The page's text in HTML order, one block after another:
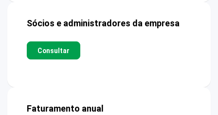
Sócios e administradores da empresa
Consultar
Faturamento anual